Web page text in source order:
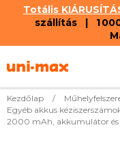
Totális
szállítás | 1
tartalomhoz
Kezdőlap /
Egyéb akkus
2000 mAh, akkumulátor